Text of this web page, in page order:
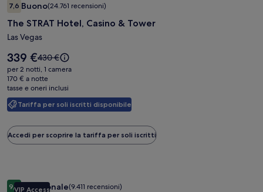
fotografica
di
The
STRAT
Hotel,
Casino
&
Tower
7,67,6 su 10, Buono, (24.761 recensioni)
Buono(24.761 recensioni)
The STRAT Hotel, Casino & Tower
Las Vegas
Tariffa per soli iscritti disponibile
Il
prezzo
è
339 €
339 €Il
prezzo
era
430 €,
ottieni
maggiori
tariffa
430 €
per 2 notti, 1 camera
170 € a notte
tasse e oneri inclusi
Accedi per scoprire la tariffa per soli iscritti
Galleria
VIP Access
9,49,4 su 10, Eccezionale, (9.411 recensioni)
Eccezionale(9.411 recensioni)
Trump International Hotel Las Vegas